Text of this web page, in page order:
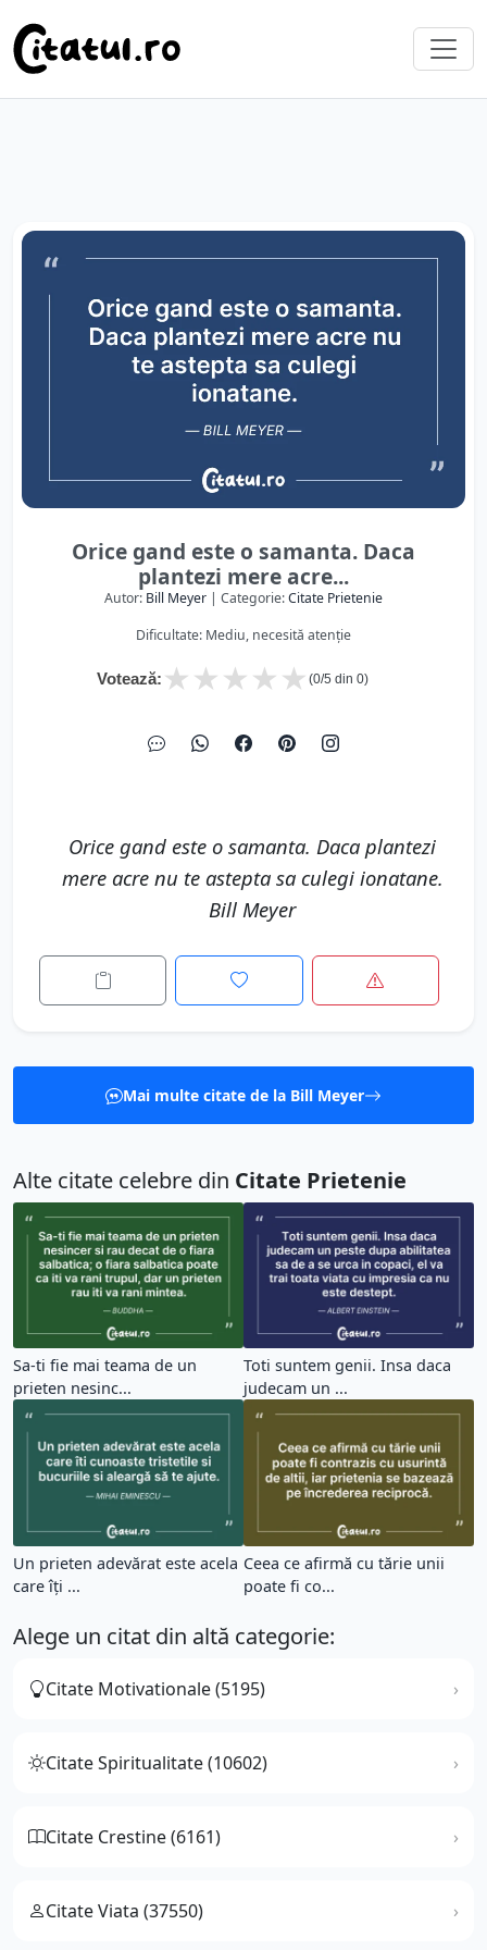
Orice gand este o samanta. Daca
plantezi mere acre...
Autor: Bill Meyer | Categorie:Citate Prietenie
Dificultate: Mediu, necesită atenție
Votează: ★
★
★
★
★ (0/5 din 0)
Orice gand este o samanta. Daca plantezi
mere acre nu te astepta sa culegi ionatane.
Bill Meyer
Mai multe citate de la Bill Meyer
Alte citate celebre din Citate Prietenie
Sa-ti fie mai teama de un
prieten nesinc...
Toti suntem genii. Insa daca
judecam un ...
Un prieten adevărat este acela
care îți ...
Ceea ce afirmă cu tărie unii
poate fi co...
Alege un citat din altă categorie:
Citate Motivationale (5195)
Citate Spiritualitate (10602)
Citate Crestine (6161)
Citate Viata (37550)